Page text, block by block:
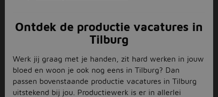
Ontdek de productie vacatures in
Tilburg
Werk jij graag met je handen, zit hard werken in jouw
bloed en woon je ook nog eens in Tilburg? Dan
passen bovenstaande productie vacatures in Tilburg
uitstekend bij jou. Productiewerk is er in allerlei